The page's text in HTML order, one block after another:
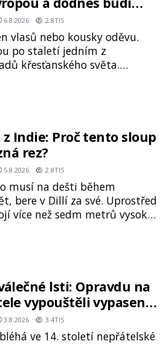
6.8.2026 2.8TIS
vlasů nebo kousky oděvu.
po staletí jedním z
křesťanského světa.
doloženou historii, jiné
i nečekané objevy. Jejich
mají relikvie mimořádnou
předmětem úcty
Indie: Proč tento sloup
rez?
5.8.2026 2.8TIS
musí na dešti během
bere v Dillí za své. Uprostřed
více než sedm metrů vysoký
už přibližně 1 600 let odolává
stopami koroze. Jeho
metalurgie však ukazuje, že
je ješt
lsti: Opravdu na
vypouštěli vypasené
3.8.2026 3.4TIS
ve 14. století nepřátelské